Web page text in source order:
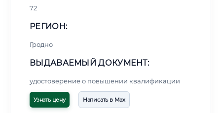
72
РЕГИОН:
Гродно
ВЫДАВАЕМЫЙ ДОКУМЕНТ:
удостоверение о повышении квалификации
Узнать цену Написать в Max